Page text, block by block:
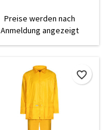
Preise werden nach
Anmeldung angezeigt
favorite_border